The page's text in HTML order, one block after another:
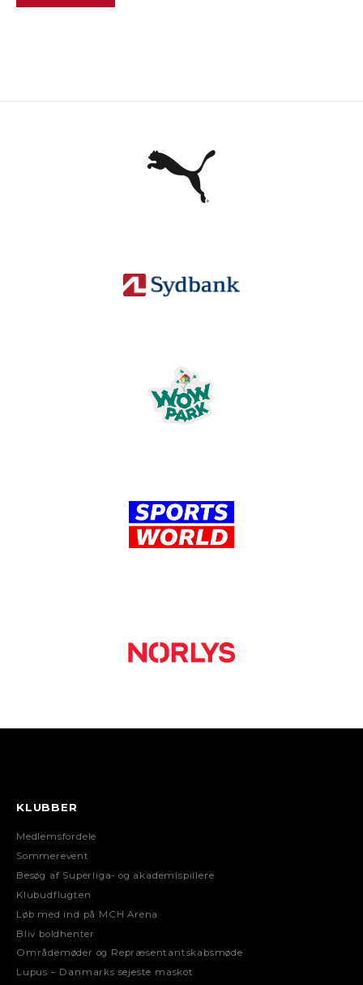
KLUBBER
Medlemsfordele
Sommerevent
Besøg af Superliga- og akademispillere
Klubudflugten
Løb med ind på MCH Arena
Bliv boldhenter
Områdemøder og Repræsentantskabsmøde
Lupus – Danmarks sejeste maskot